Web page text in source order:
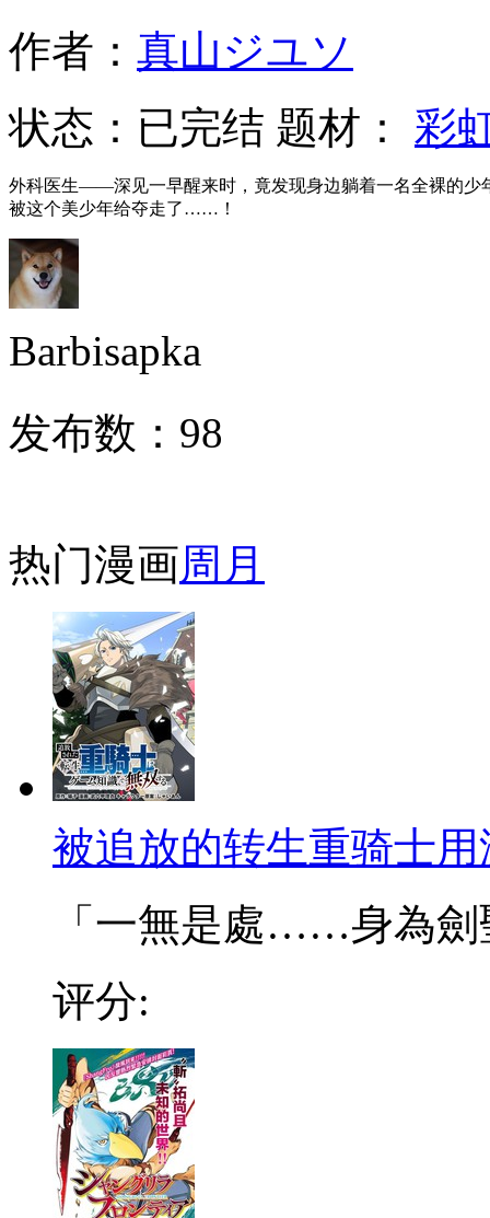
作者： 真山ジユソ
状态： 已完结 题材： 彩
外科医生——深见一早醒来时，竟发现身边躺着一名全裸的少
被这个美少年给夺走了……！
Barbisapka
发布数： 98
热门漫画周 月
被追放的转生重骑士
「一無是處……身為劍
评分: